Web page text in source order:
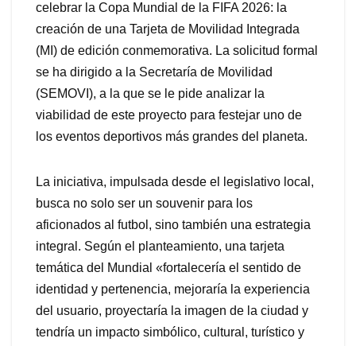
celebrar la Copa Mundial de la FIFA 2026: la
creación de una Tarjeta de Movilidad Integrada
(MI) de edición conmemorativa. La solicitud formal
se ha dirigido a la Secretaría de Movilidad
(SEMOVI), a la que se le pide analizar la
viabilidad de este proyecto para festejar uno de
los eventos deportivos más grandes del planeta.
La iniciativa, impulsada desde el legislativo local,
busca no solo ser un souvenir para los
aficionados al futbol, sino también una estrategia
integral. Según el planteamiento, una tarjeta
temática del Mundial «fortalecería el sentido de
identidad y pertenencia, mejoraría la experiencia
del usuario, proyectaría la imagen de la ciudad y
tendría un impacto simbólico, cultural, turístico y